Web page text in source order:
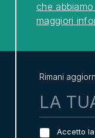
che
maggiori
Rimani
E
m
a
iG
Accetto